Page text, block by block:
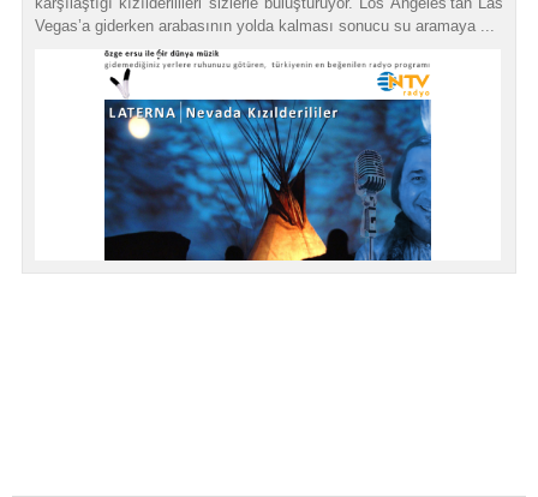
Vegas’a giderken arabasının yolda kalması sonucu su aramaya ...